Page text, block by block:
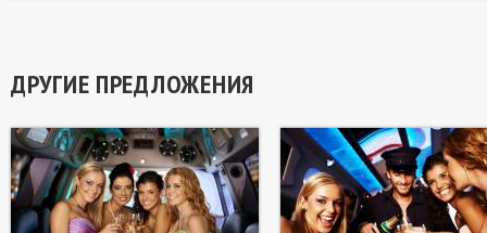
ДРУГИЕ ПРЕДЛОЖЕНИЯ